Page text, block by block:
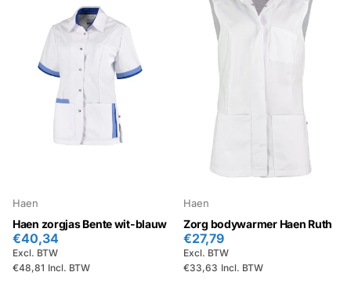
Haen
Haen zorgjas Bente wit-blauw
€48,81 Incl. BTW
€40,34
Excl. BTW
Haen
Zorg bodywarmer Haen Ruth
€33,63 Incl. BTW
€27,79
Excl. BTW